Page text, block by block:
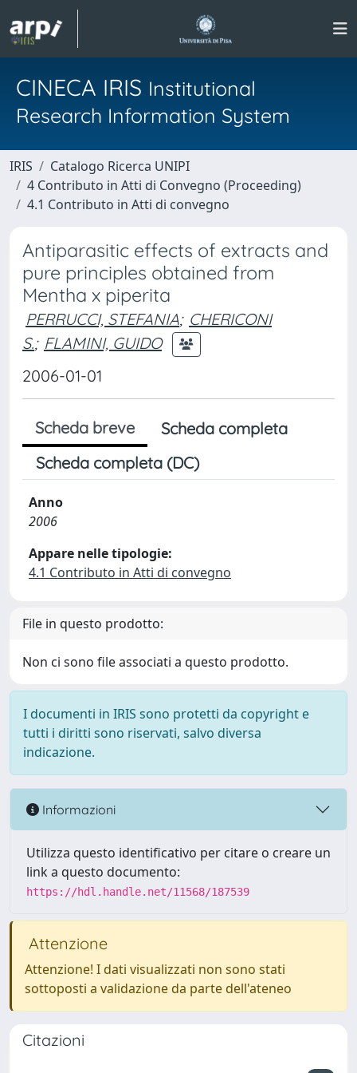
CINECA IRIS Institutional
Research Information System
IRIS
Catalogo Ricerca UNIPI
4 Contributo in Atti di Convegno (Proceeding)
4.1 Contributo in Atti di convegno
Antiparasitic effects of extracts and
pure principles obtained from
Mentha x piperita
PERRUCCI, STEFANIA; CHERICONI
S.; FLAMINI, GUIDO
2006-01-01
Scheda breve
Scheda completa
Scheda completa (DC)
Anno
2006
Appare nelle tipologie:
4.1 Contributo in Atti di convegno
File in questo prodotto:
Non ci sono file associati a questo prodotto.
I documenti in IRIS sono protetti da copyright e
tutti i diritti sono riservati, salvo diversa
indicazione.
Informazioni
Utilizza questo identificativo per citare o creare un
link a questo documento:
https://hdl.handle.net/11568/187539
Attenzione
Attenzione! I dati visualizzati non sono stati
sottoposti a validazione da parte dell'ateneo
Citazioni